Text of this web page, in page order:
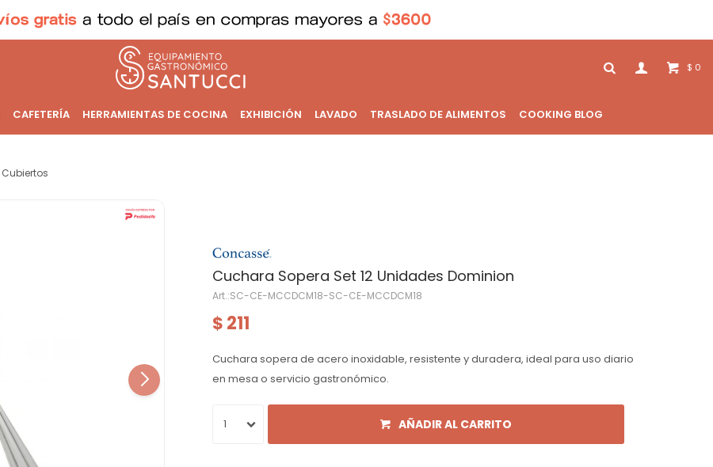
CAFETERÍA HERRAMIENTAS DE COCINA EXHIBICIÓN LAVADO TRASLADO DE ALIMENTOS COOKING BLOG
$ 0
Cubiertos
Cuchara Sopera Set 12 Unidades Dominion
SC-CE-MCCDCM18-SC-CE-MCCDCM18
$ 211
Cuchara sopera de acero inoxidable, resistente y duradera, ideal para uso diario
en mesa o servicio gastronómico.
1 AÑADIR AL CARRITO